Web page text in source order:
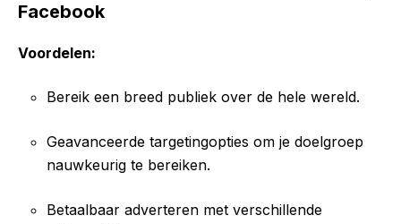
Facebook
Voordelen:
Bereik een breed publiek over de hele wereld.
Geavanceerde targetingopties om je doelgroep
nauwkeurig te bereiken.
Betaalbaar adverteren met verschillende